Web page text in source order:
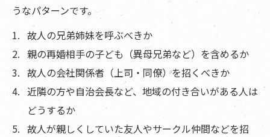
うなパターンです。
故人の兄弟姉妹を呼ぶべきか
親の再婚相手の子ども（異母兄弟など）を含めるか
故人の会社関係者（上司・同僚）を招くべきか
近隣の方や自治会長など、地域の付き合いがある人は
どうするか
故人が親しくしていた友人やサークル仲間などを招